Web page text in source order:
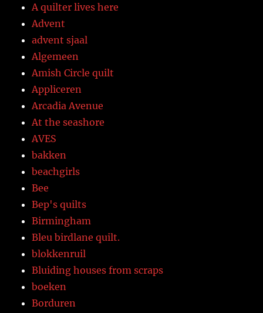
A quilter lives here
Advent
advent sjaal
Algemeen
Amish Circle quilt
Appliceren
Arcadia Avenue
At the seashore
AVES
bakken
beachgirls
Bee
Bep's quilts
Birmingham
Bleu birdlane quilt.
blokkenruil
Bluiding houses from scraps
boeken
Borduren